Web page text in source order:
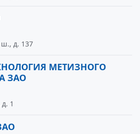
ш., д. 137
МЕТИЗНОГО
ЗАО
1